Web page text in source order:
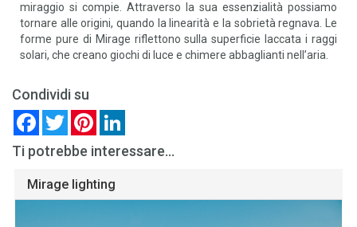
miraggio si compie. Attraverso la sua essenzialità possiamo
tornare alle origini, quando la linearità e la sobrietà regnava. Le
forme pure di Mirage riflettono sulla superficie laccata i raggi
solari, che creano giochi di luce e chimere abbaglianti nell’aria.
Condividi su
FacebookTwitter Pinterest
Ti potrebbe interessare...
Mirage lighting